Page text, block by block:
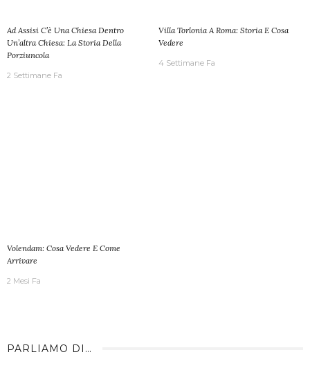
Ad Assisi C’è Una Chiesa Dentro
Un’altra Chiesa: La Storia Della
Porziuncola
2 Settimane Fa
Villa Torlonia A Roma: Storia E Cosa
Vedere
4 Settimane Fa
Volendam: Cosa Vedere E Come
Arrivare
2 Mesi Fa
PARLIAMO DI…